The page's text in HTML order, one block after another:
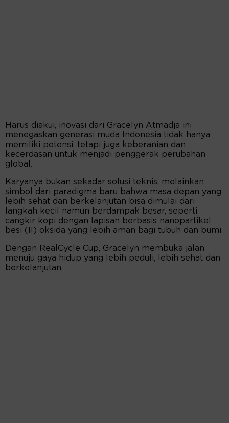
Harus diakui, inovasi dari Gracelyn Atmadja ini
menegaskan generasi muda Indonesia tidak hanya
memiliki potensi, tetapi juga keberanian dan
kecerdasan untuk menjadi penggerak perubahan
global.
Karyanya bukan sekadar solusi teknis, melainkan
simbol dari paradigma baru bahwa masa depan yang
lebih sehat dan berkelanjutan bisa dimulai dari
langkah kecil namun berdampak besar, seperti
cangkir kopi dengan lapisan berbasis nanopartikel
besi (II) oksida yang lebih aman bagi tubuh dan bumi.
Dengan RealCycle Cup, Gracelyn membuka jalan
menuju gaya hidup yang lebih peduli, lebih sehat dan
berkelanjutan.